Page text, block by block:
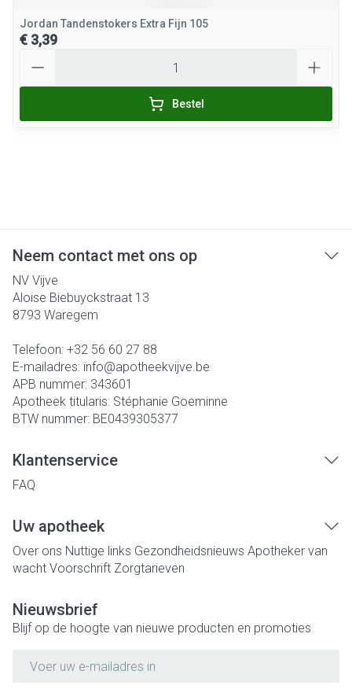
Jordan Tandenstokers Extra Fijn 105
€ 3,39
Bestel
Neem contact met ons op
NV Vijve
Aloise Biebuyckstraat 13
8793 Waregem
Telefoon: +32 56 60 27 88
E-mailadres: info@apotheekvijve.be
APB nummer: 343601
Apotheek titularis: Stéphanie Goeminne
BTW nummer: BE0439305377
Klantenservice
FAQ
Uw apotheek
Over ons Nuttige links Gezondheidsnieuws Apotheker van
wacht Voorschrift Zorgtarieven
Nieuwsbrief
Blijf op de hoogte van nieuwe producten en promoties